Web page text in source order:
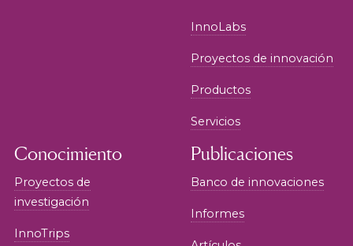
InnoLabs
Proyectos de innovación
Productos
Servicios
Conocimiento
Proyectos de
investigación
InnoTrips
Publicaciones
Banco de innovaciones
Informes